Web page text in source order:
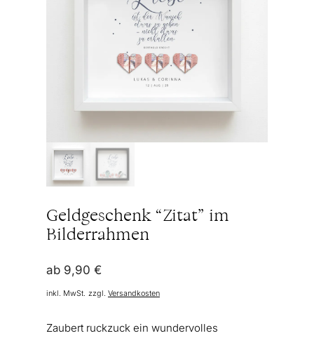
Geldgeschenk “Zitat” im
Bilderrahmen
ab 9,90 €
inkl. MwSt. zzgl. Versandkosten
Zaubert ruckzuck ein wundervolles